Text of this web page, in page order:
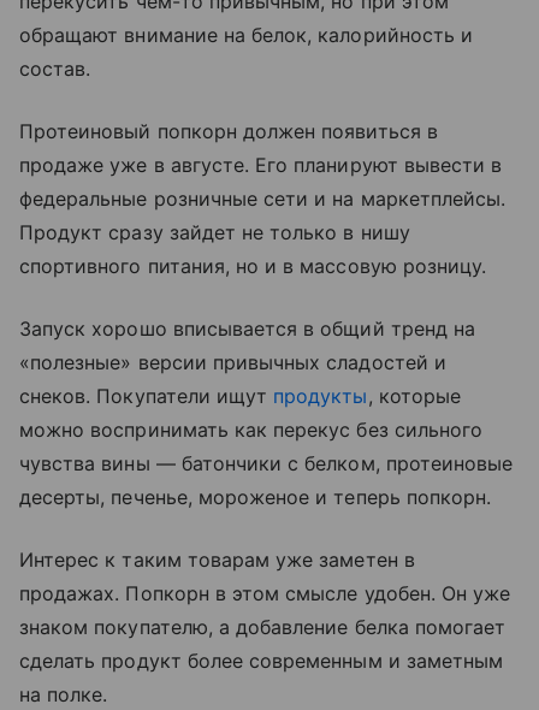
обращают внимание на белок, калорийность и
состав.
Протеиновый попкорн должен появиться в
продаже уже в августе. Его планируют вывести в
федеральные розничные сети и на маркетплейсы.
Продукт сразу зайдет не только в нишу
спортивного питания, но и в массовую розницу.
Запуск хорошо вписывается в общий тренд на
«полезные» версии привычных сладостей и
снеков. Покупатели ищут продукты, которые
можно воспринимать как перекус без сильного
чувства вины — батончики с белком, протеиновые
десерты, печенье, мороженое и теперь попкорн.
Интерес к таким товарам уже заметен в
продажах. Попкорн в этом смысле удобен. Он уже
знаком покупателю, а добавление белка помогает
сделать продукт более современным и заметным
на полке.